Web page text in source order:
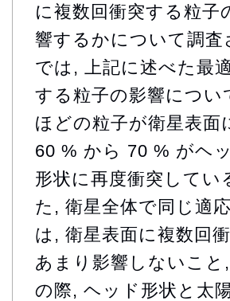
に複数回衝突する粒
響するかについて調
では, 上記に述べた最
する粒子の影響につ
ほどの粒子が衛星表
60 % から 70 % がヘ
形状に再度衝突して
た, 衛星全体で同じ適
は, 衛星表面に複数回
あまり影響しないこ
の際, ヘッド形状と太